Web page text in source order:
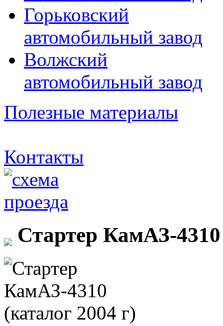
Горьковский
автомобильный завод
Волжский
автомобильный завод
Полезные материалы
Контакты
Стартер КамАЗ-4310